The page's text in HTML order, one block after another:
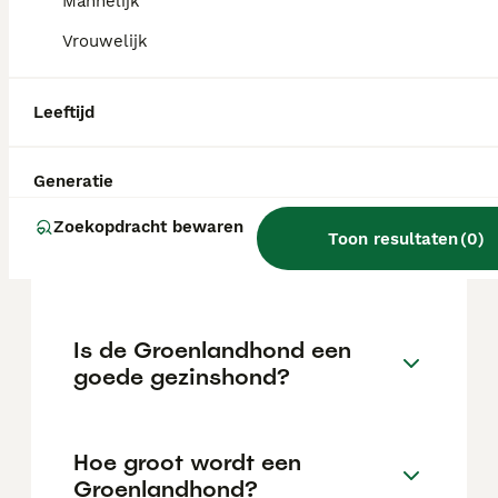
Vrouwelijk
Leeftijd
Generatie
Zoekopdracht bewaren
Toon resultaten(0)
een stevige investering.
Wat is het karakter van een
Wat kost een Groenlandhond
Is de Groenlandhond een
goede gezinshond?
Hoe groot wordt een
Groenlandhond?